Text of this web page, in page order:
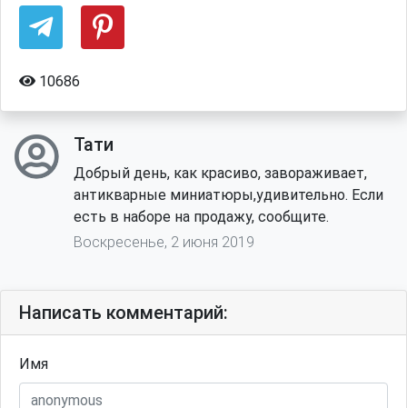
10686
Тати
Добрый день, как красиво, завораживает,
антикварные миниатюры,удивительно. Если
есть в наборе на продажу, сообщите.
Воскресенье, 2 июня 2019
Написать комментарий:
Имя